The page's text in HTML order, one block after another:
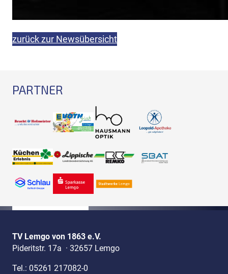
zurück zur Newsübersicht
PARTNER
TV Lemgo von 1863 e.V.
Pideritstr. 17a · 32657 Lemgo
Tel.: 05261 217082-0